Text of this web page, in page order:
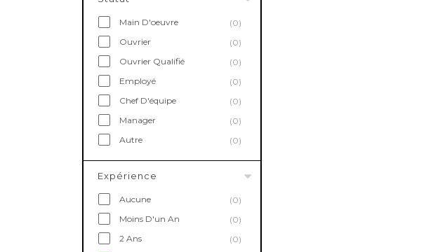
Main D'oeuvre
(0)
Ouvrier
(0)
Ouvrier Qualifié
(0)
Employé
(0)
Chef D'équipe
(0)
Manager
(0)
Autre
(0)
Expérience
Aucune
(0)
Moins D'un An
(0)
2 Ans
(0)